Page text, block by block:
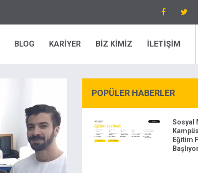
BLOG KARİYER BİZ KİMİZ İLETİŞİM
POPÜLER HABERLER
Sosyal
Eğitim